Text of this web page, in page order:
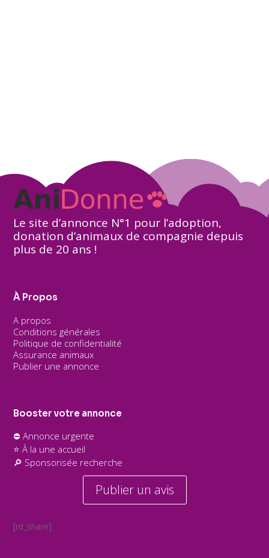
Le site d’annonce N°1 pour l’adoption,
donation d’animaux de compagnie depuis
plus de 20 ans !
À Propos
A propos
Conditions générales
Politique de confidentialité
Assurance animaux
Publier une annonce
Booster votre annonce
⛔ Annonce urgente
⭐ À la une accueil
🔎 Sponsorisée recherche
Publier un avis
[rd_share]